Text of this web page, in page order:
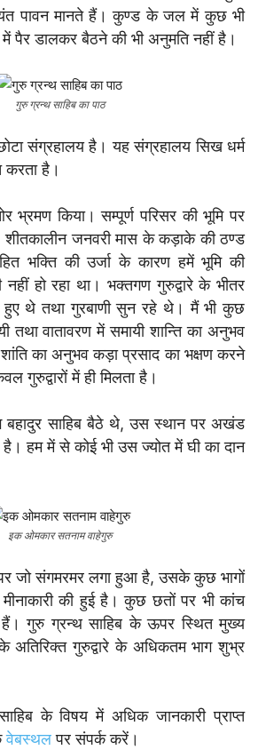
पावन मानते हैं। कुण्ड के जल में कुछ भी
में पैर डालकर बैठने की भी अनुमति नहीं है।
गुरु ग्रन्थ साहिब का पाठ
संग्रहालय है। यह संग्रहालय सिख धर्म
करता है।
भ्रमण किया। सम्पूर्ण परिसर की भूमि पर
जनवरी मास के कड़ाके की ठण्ड
भक्ति की उर्जा के कारण हमें भूमि की
हो रहा था। भक्तगण गुरुद्वारे के भीतर
थे तथा गुरबाणी सुन रहे थे। मैं भी कुछ
तथा वातावरण में समायी शान्ति का अनुभव
का अनुभव कड़ा प्रसाद का भक्षण करने
गुरुद्वारों में ही मिलता है।
बहादुर साहिब बैठे थे, उस स्थान पर अखंड
है। हम में से कोई भी उस ज्योत में घी का दान
इक ओमकार सतनाम वाहेगुरु
पर जो संगमरमर लगा हुआ है, उसके कुछ भागों
की हुई है। कुछ छतों पर भी कांच
गुरु ग्रन्थ साहिब के ऊपर स्थित मुख्य
गुरुद्वारे के अधिकतम भाग शुभ्र
के विषय में अधिक जानकारी प्राप्त
वेबस्थलपर संपर्क करें।